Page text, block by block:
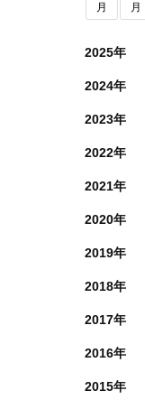
月
月
2025年
2024年
2023年
2022年
2021年
2020年
2019年
2018年
2017年
2016年
2015年